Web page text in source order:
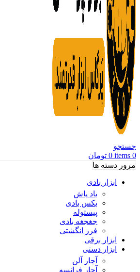
جستجو
0
items
0 تومان
مرور دسته ها
ابزار بادی
باد پاش
بکس بادی
پیستوله
جغجغه بادی
فرز انگشتی
ابزار برقی
ابزار دستی
آچار آلن
آچار فرانسه